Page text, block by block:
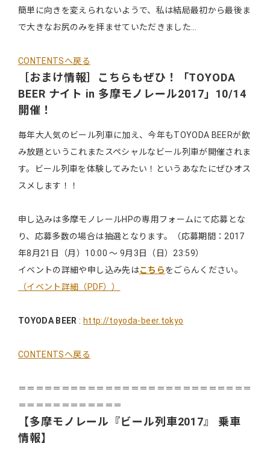
簡単に向きを変えられないようで、私は結局最初から最後ま
で大きなお尻のみを拝ませていただきました…
CONTENTSへ戻る
［おまけ情報］こちらもぜひ！「TOYODA
BEER ナイト in 多摩モノレール2017」10/14
開催！
毎年大人気のビール列車に加え、今年もTOYODA BEERが飲
み放題というこれまたスペシャルなビール列車が開催されま
す。ビール列車を体験してみたい！というあなたにぜひオス
スメします！！
申し込みは多摩モノレールHPの専用フォームにて応募とな
り、応募多数の場合は抽選となります。（応募期間：2017
年8月21日（月）10:00 〜 9月3日（日）23:59）
イベントの詳細や申し込み先はこちらをごらんください。
（イベント詳細（PDF））
TOYODA BEER : http://toyoda-beer.tokyo
CONTENTSへ戻る
＝＝＝＝＝＝＝＝＝＝＝＝＝＝＝＝＝＝＝＝＝＝＝＝＝＝＝
＝＝＝＝＝＝＝＝＝＝＝＝
【多摩モノレール『ビール列車2017』 乗車
情報】